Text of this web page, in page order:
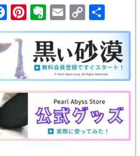
F
a
c
b
o
o
k
Pi
nt
er
e
st
E
v
er
n
ot
e
E
m
ail
C
o
p
y
Li
n
k
有